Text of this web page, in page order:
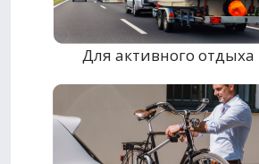
Для активного отдыха